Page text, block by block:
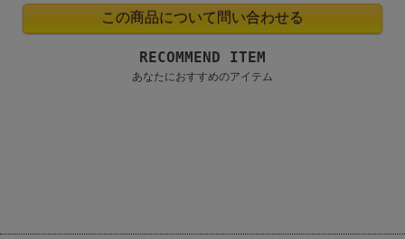
RECOMMEND ITEM
あなたにおすすめのアイテム